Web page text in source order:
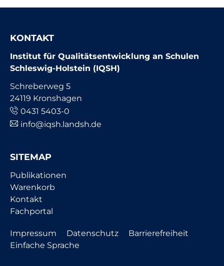
KONTAKT
Institut für Qualitätsentwicklung an Schulen
Schleswig-Holstein (IQSH)
Schreberweg 5
24119 Kronshagen
0431 5403-0
info@iqsh.landsh.de
SITEMAP
Navigation
überspringen
Publikationen
Warenkorb
Kontakt
Fachportal
Navigation
überspringen
Impressum Datenschutz
Barrierefreiheit
Einfache Sprache